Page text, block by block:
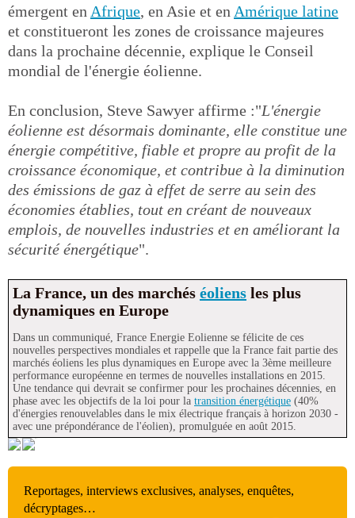
émergent en Afrique, en Asie et en Amérique latine
et constitueront les zones de croissance majeures
dans la prochaine décennie, explique le Conseil
mondial de l'énergie éolienne.
En conclusion, Steve Sawyer affirme :"L'énergie
éolienne est désormais dominante, elle constitue une
énergie compétitive, fiable et propre au profit de la
croissance économique, et contribue à la diminution
des émissions de gaz à effet de serre au sein des
économies établies, tout en créant de nouveaux
emplois, de nouvelles industries et en améliorant la
sécurité énergétique".
La France, un des marchés éoliens les plus
dynamiques en Europe
Dans un communiqué, France Energie Eolienne se félicite de ces
nouvelles perspectives mondiales et rappelle que la France fait partie des
marchés éoliens les plus dynamiques en Europe avec la 3ème meilleure
performance européenne en termes de nouvelles installations en 2015.
Une tendance qui devrait se confirmer pour les prochaines décennies, en
phase avec les objectifs de la loi pour la transition énergétique (40%
d'énergies renouvelables dans le mix électrique français à horizon 2030 -
avec une prépondérance de l'éolien), promulguée en août 2015.
Reportages, interviews exclusives, analyses, enquêtes,
décryptages…